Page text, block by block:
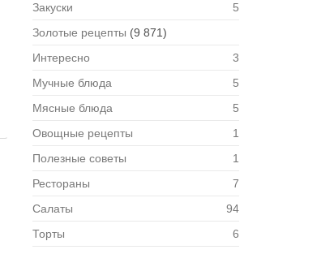
Закуски
5
Золотые рецепты (9 871)
Интересно
3
Мучные блюда
5
Мясные блюда
5
Овощные рецепты
1
Полезные советы
1
Рестораны
7
Салаты
94
Торты
6